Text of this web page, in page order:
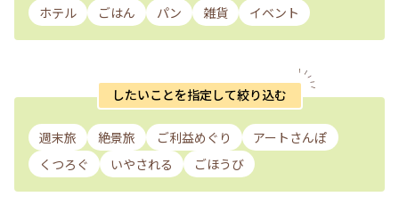
ホテル
ごはん パン 雑貨 イベント
したいことを指定して絞り込む
週末旅 絶景旅 ご利益めぐり
アートさんぽ
くつろぐ
いやされる ごほうび